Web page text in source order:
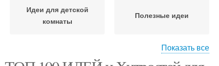
Идеи для детской
комнаты
Полезные идеи
Идеи для небольшой
Показать все